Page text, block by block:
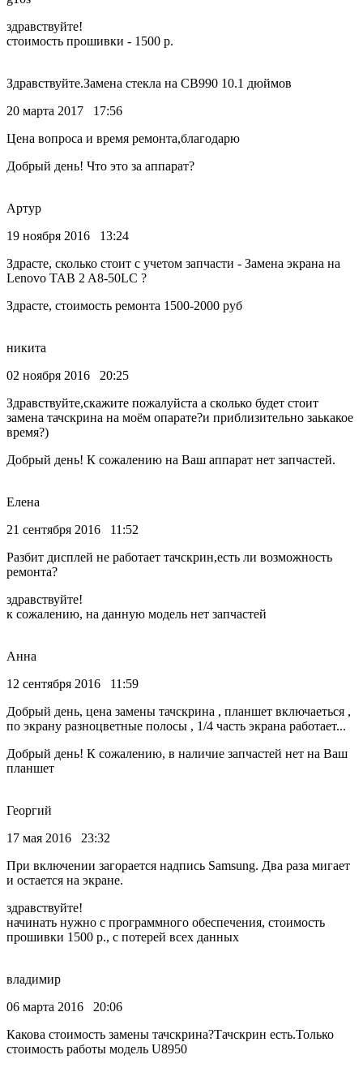
здравствуйте!
стоимость прошивки - 1500 р.
Здравствуйте.Замена стекла на CB990 10.1 дюймов
20 марта 2017 17:56
Цена вопроса и время ремонта,благодарю
Добрый день! Что это за аппарат?
Артур
19 ноября 2016 13:24
Здрасте, сколько стоит с учетом запчасти - Замена экрана на
Lenovo TAB 2 A8-50LC ?
Здрасте, стоимость ремонта 1500-2000 руб
никита
02 ноября 2016 20:25
Здравствуйте,скажите пожалуйста а сколько будет стоит
замена тачскрина на моём опарате?и приблизительно заькакое
время?)
Добрый день! К сожалению на Ваш аппарат нет запчастей.
Елена
21 сентября 2016 11:52
Разбит дисплей не работает тачскрин,есть ли возможность
ремонта?
здравствуйте!
к сожалению, на данную модель нет запчастей
Анна
12 сентября 2016 11:59
Добрый день, цена замены тачскрина , планшет включаеться ,
по экрану разноцветные полосы , 1/4 часть экрана работает...
Добрый день! К сожалению, в наличие запчастей нет на Ваш
планшет
Георгий
17 мая 2016 23:32
При включении загорается надпись Samsung. Два раза мигает
и остается на экране.
здравствуйте!
начинать нужно с программного обеспечения, стоимость
прошивки 1500 р., с потерей всех данных
владимир
06 марта 2016 20:06
Какова стоимость замены тачскрина?Тачскрин есть.Только
стоимость работы модель U8950